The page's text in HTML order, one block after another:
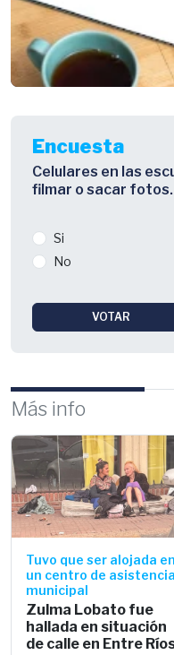
Encuesta
Celulares en las
filmar o sacar
Si
No
VOTAR
Más info
Tuvo que ser alojada en
un centro de asistencia
municipal
Zulma Lobato fue
hallada en situación
de calle en Entre